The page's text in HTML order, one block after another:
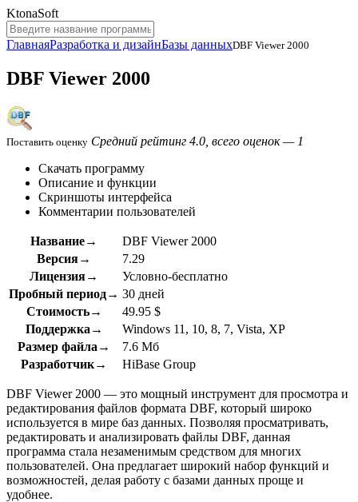
KtonaSoft
ГлавнаяРазработка и дизайнБазы данныхDBF Viewer 2000
DBF Viewer 2000
Поставить оценку Средний рейтинг 4.0, всего оценок — 1
Скачать программу
Описание и функции
Скриншоты интерфейса
Комментарии пользователей
Название→
DBF Viewer 2000
Версия→
7.29
Лицензия→
Условно-бесплатно
Пробный период→ 30 дней
Стоимость→
49.95 $
Поддержка→
Windows 11, 10, 8, 7, Vista, XP
Размер файла→
7.6 Мб
Разработчик→
HiBase Group
DBF Viewer 2000 — это мощный инструмент для просмотра и
редактирования файлов формата DBF, который широко
используется в мире баз данных. Позволяя просматривать,
редактировать и анализировать файлы DBF, данная
программа стала незаменимым средством для многих
пользователей. Она предлагает широкий набор функций и
возможностей, делая работу с базами данных проще и
удобнее.